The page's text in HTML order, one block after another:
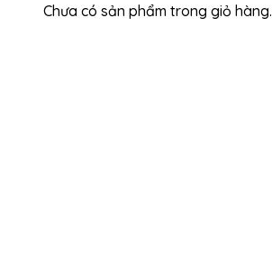
Chưa có sản phẩm trong giỏ hàng.